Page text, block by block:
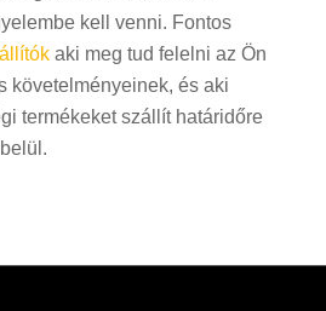
kell venni. Fontos
aki meg tud felelni az Ön
követelményeinek, és aki
termékeket szállít határidőre